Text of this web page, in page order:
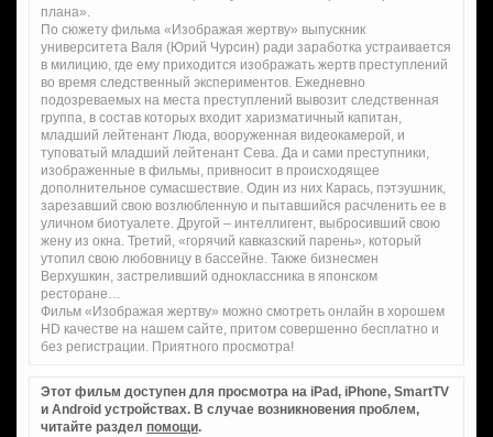
плана».
По сюжету фильма «Изображая жертву» выпускник
университета Валя (Юрий Чурсин) ради заработка устраивается
в милицию, где ему приходится изображать жертв преступлений
во время следственный экспериментов. Ежедневно
подозреваемых на места преступлений вывозит следственная
группа, в состав которых входит харизматичный капитан,
младший лейтенант Люда, вооруженная видеокамерой, и
туповатый младший лейтенант Сева. Да и сами преступники,
изображенные в фильмы, привносит в происходящее
дополнительное сумасшествие. Один из них Карась, пэтэушник,
зарезавший свою возлюбленную и пытавшийся расчленить ее в
уличном биотуалете. Другой – интеллигент, выбросивший свою
жену из окна. Третий, «горячий кавказский парень», который
утопил свою любовницу в бассейне. Также бизнесмен
Верхушкин, застреливший одноклассника в японском
ресторане…
Фильм «Изображая жертву» можно смотреть онлайн в хорошем
HD качестве на нашем сайте, притом совершенно бесплатно и
без регистрации. Приятного просмотра!
Этот фильм доступен для просмотра на iPad, iPhone, SmartTV
и Android устройствах. В случае возникновения проблем,
читайте раздел помощи.